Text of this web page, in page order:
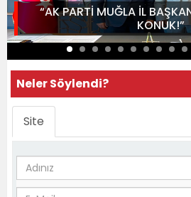
“AK PARTİ MUĞLA İL
KONUK!”
Neler Söylendi?
Site